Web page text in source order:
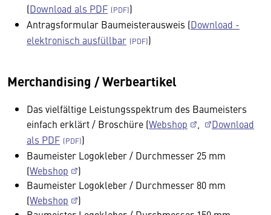
(Download als PDF
)
Antragsformular Baumeisterausweis (Download -
elektronisch ausfüllbar
)
Merchandising / Werbeartikel
Das vielfältige Leistungsspektrum des Baumeisters
einfach erklärt / Broschüre (Webshop
Download
als PDF
)
Baumeister Logokleber / Durchmesser 25 mm
(Webshop
)
Baumeister Logokleber / Durchmesser 80 mm
(Webshop
)